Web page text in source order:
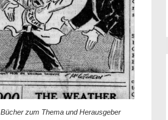
zum Thema und Herausgeber